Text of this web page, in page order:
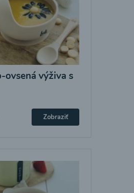
ovsená výživa s
Zobraziť